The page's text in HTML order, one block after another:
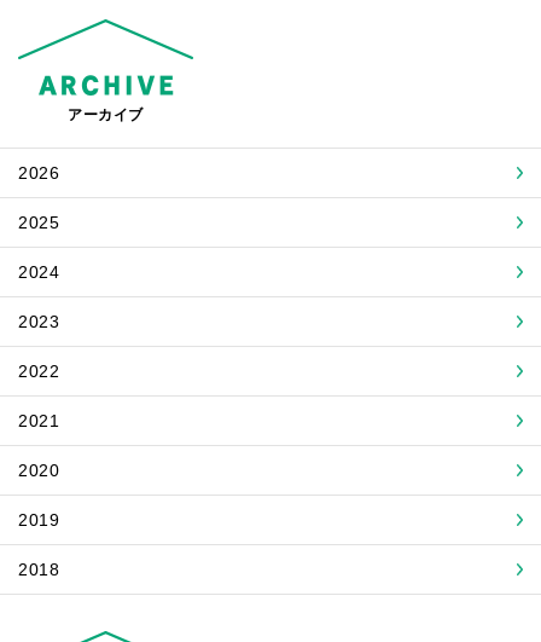
アーカイブ
2026
2025
2024
2023
2022
2021
2020
2019
2018